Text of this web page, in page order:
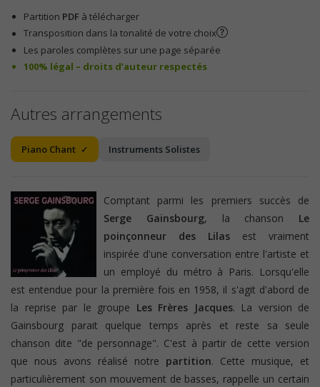
Partition PDF à télécharger
Transposition dans la tonalité de votre choix
Les paroles complètes sur une page séparée
100% légal – droits d’auteur respectés
Autres arrangements
Piano Chant Instruments Solistes
Comptant parmi les premiers succès de
Serge Gainsbourg, la chanson Le
poinçonneur des Lilas est vraiment
inspirée d'une conversation entre l'artiste et
un employé du métro à Paris. Lorsqu'elle
est entendue pour la première fois en 1958, il s'agit d'abord de
la reprise par le groupe Les Frères Jacques. La version de
Gainsbourg parait quelque temps après et reste sa seule
chanson dite "de personnage". C'est à partir de cette version
que nous avons réalisé notre partition. Cette musique, et
particulièrement son mouvement de basses, rappelle un certain